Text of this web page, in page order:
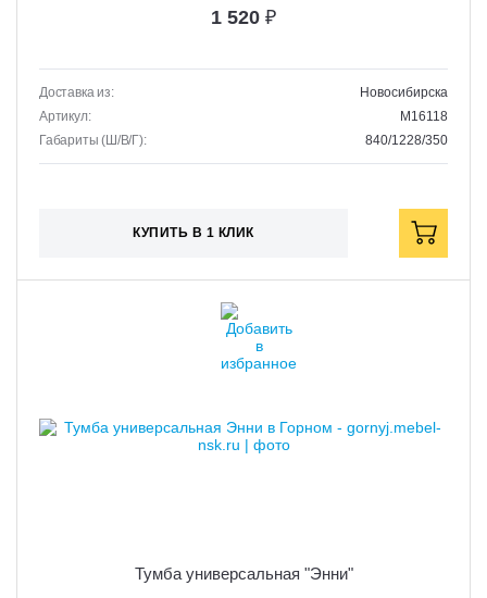
1 520 ₽
Доставка из:
Новосибирска
Артикул:
M16118
Габариты (Ш/В/Г):
840/1228/350
КУПИТЬ В 1 КЛИК
Тумба универсальная "Энни"